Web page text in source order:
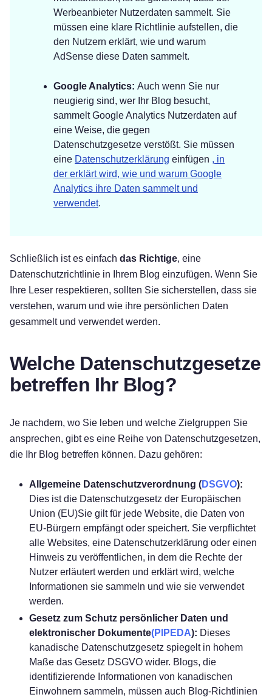
Werbeanbieter Nutzerdaten sammelt. Sie
müssen eine klare Richtlinie aufstellen, die
den Nutzern erklärt, wie und warum
AdSense diese Daten sammelt.
Google Analytics: Auch wenn Sie nur
neugierig sind, wer Ihr Blog besucht,
sammelt Google Analytics Nutzerdaten auf
eine Weise, die gegen
Datenschutzgesetze verstößt. Sie müssen
eine Datenschutzerklärung einfügen , in
der erklärt wird, wie und warum Google
Analytics ihre Daten sammelt und
verwendet.
Schließlich ist es einfach das Richtige, eine
Datenschutzrichtlinie in Ihrem Blog einzufügen. Wenn Sie
Ihre Leser respektieren, sollten Sie sicherstellen, dass sie
verstehen, warum und wie ihre persönlichen Daten
gesammelt und verwendet werden.
Welche Datenschutzgesetze
betreffen Ihr Blog?
Je nachdem, wo Sie leben und welche Zielgruppen Sie
ansprechen, gibt es eine Reihe von Datenschutzgesetzen,
die Ihr Blog betreffen können. Dazu gehören:
Allgemeine Datenschutzverordnung (DSGVO):
Dies ist die Datenschutzgesetz der Europäischen
Union (EU)Sie gilt für jede Website, die Daten von
EU-Bürgern empfängt oder speichert. Sie verpflichtet
alle Websites, eine Datenschutzerklärung oder einen
Hinweis zu veröffentlichen, in dem die Rechte der
Nutzer erläutert werden und erklärt wird, welche
Informationen sie sammeln und wie sie verwendet
werden.
Gesetz zum Schutz persönlicher Daten und
elektronischer Dokumente(PIPEDA): Dieses
kanadische Datenschutzgesetz spiegelt in hohem
Maße das Gesetz DSGVO wider. Blogs, die
identifizierende Informationen von kanadischen
Einwohnern sammeln, müssen auch Blog-Richtlinien